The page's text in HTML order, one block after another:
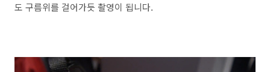
도 구름위를 걸어가듯 촬영이 됩니다.